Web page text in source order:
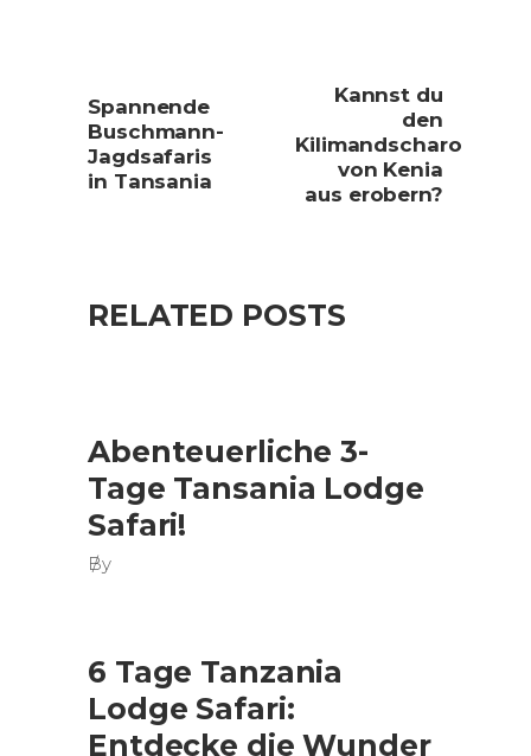
Spannende
Buschmann-
Jagdsafaris
in Tansania
Kannst du
den
Kilimandscharo
von Kenia
aus erobern?
RELATED POSTS
Abenteuerliche 3-
Tage Tansania Lodge
Safari!
By
6 Tage Tanzania
Lodge Safari:
Entdecke die Wunder